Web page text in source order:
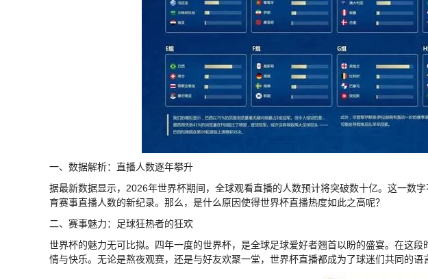
一、数据解析：直播人数逐年攀升
据最新数据显示，2026年世界杯期间，全球观看直播的人数预计将突破数十亿。这一数
育赛事直播人数的新纪录。那么，是什么原因使得世界杯直播热度如此之高呢？
二、赛事魅力：足球狂热者的狂欢
世界杯的魅力无可比拟。四年一度的世界杯，是全球足球爱好者翘首以盼的盛宴。在这
情与快乐。无论是熬夜观赛，还是与好友欢聚一堂，世界杯直播都成为了球迷们共同的语